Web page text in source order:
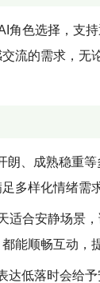
角色选择，支
流的需求，无
、成熟稳重
多样化情绪需求
合安静场景
能顺畅互动，
低落时会给